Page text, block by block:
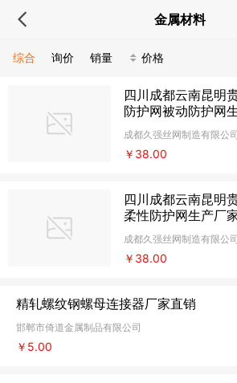
金属材料
综合 询价 销量 价格
四川成都云南昆明
防护网被动防护网
成都久强丝网制造有限公司
￥38.00
四川成都云南昆明
柔性防护网生产厂
成都久强丝网制造有限公司
￥38.00
精轧螺纹钢螺母连接器厂家直销
邯郸市倚道金属制品有限公司
￥5.00